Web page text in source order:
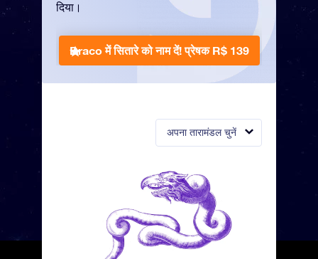
अपना तारामंडल चुनें
दिया।
Draco में सितारे को नाम दें!प्रेषक R$ 139